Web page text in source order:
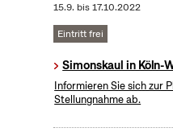
15.9. bis17.10.2022
Eintritt frei
Simonskaul in Köln-
Informieren Sie sich zur
Stellungnahme ab.